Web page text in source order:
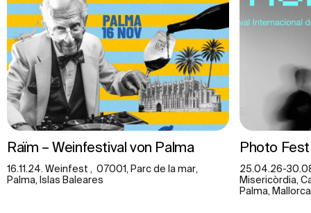
Raïm – Weinfestival von Palma
16.11.24. Weinfest , 07001, Parc de la mar,
Palma, Islas Baleares
Photo
25.04.26-
Misericòrdia,
Palma, Mallorca